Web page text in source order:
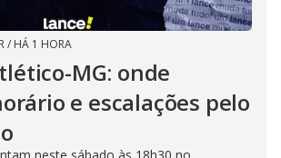
/ HÁ 1 HORA
MG: onde
e escalações pelo
neste sábado às 18h30 no